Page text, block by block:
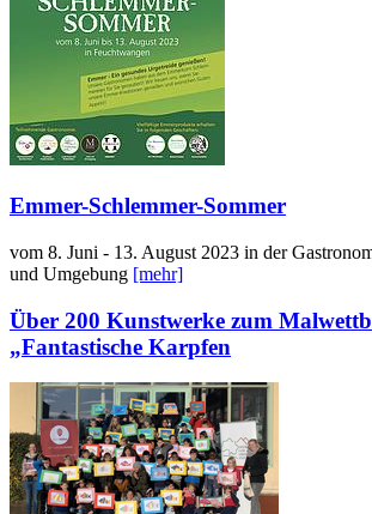
Emmer-Schlemmer-Sommer
vom 8. Juni - 13. August 2023 in der
und Umgebung [mehr]
Über 200 Kunstwerke zum
„Fantastische Karpfen